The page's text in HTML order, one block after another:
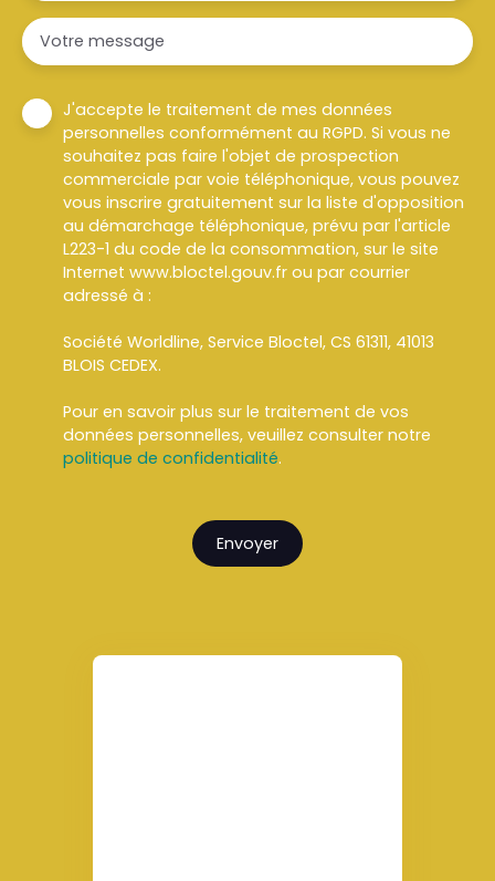
Votre message
J'accepte le traitement de mes données
personnelles conformément au RGPD. Si vous ne
souhaitez pas faire l'objet de prospection
commerciale par voie téléphonique, vous pouvez
vous inscrire gratuitement sur la liste d'opposition
au démarchage téléphonique, prévu par l'article
L223-1 du code de la consommation, sur le site
Internet www.bloctel.gouv.fr ou par courrier
adressé à :
Société Worldline, Service Bloctel, CS 61311, 41013
BLOIS CEDEX.
Pour en savoir plus sur le traitement de vos
données personnelles, veuillez consulter notre
politique de confidentialité.
Envoyer